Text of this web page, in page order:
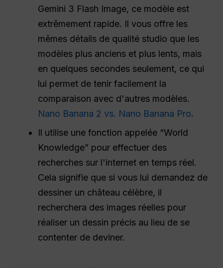
Gemini 3 Flash Image, ce modèle est
extrêmement rapide. Il vous offre les
mêmes détails de qualité studio que les
modèles plus anciens et plus lents, mais
en quelques secondes seulement, ce qui
lui permet de tenir facilement la
comparaison avec d'autres modèles.
Nano Banana 2 vs. Nano Banana Pro.
Il utilise une fonction appelée “World
Knowledge” pour effectuer des
recherches sur l'internet en temps réel.
Cela signifie que si vous lui demandez de
dessiner un château célèbre, il
recherchera des images réelles pour
réaliser un dessin précis au lieu de se
contenter de deviner.